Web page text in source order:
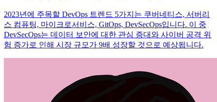
2023년에 주목할 DevOps 트렌드 5가지는 쿠버네티스, 서버리
스 컴퓨팅, 마이크로서비스, GitOps, DevSecOps입니다. 이 중
DevSecOps는 데이터 보안에 대한 관심 증대와 사이버 공격 위
험 증가로 인해 시장 규모가 9배 성장할 것으로 예상됩니다.